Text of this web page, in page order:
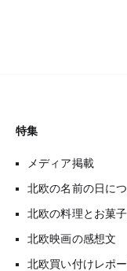
特集
メディア掲載
北欧の名前の日に
北欧の料理とお菓
北欧映画の感想文
北欧買い付けレポ